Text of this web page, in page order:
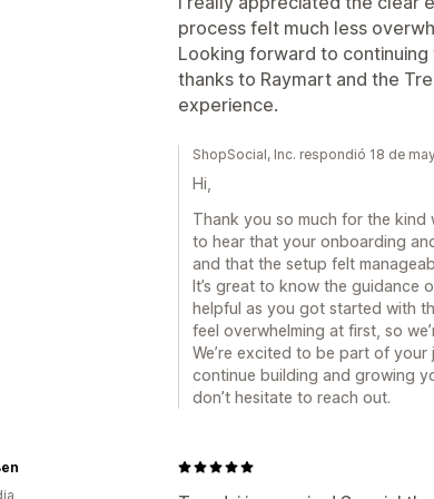
process felt much less
Looking forward to
thanks to Raymart and the
experience.
ShopSocial, Inc. respondió 18 de
Hi,
Thank you so much for the kind
to hear that your onboarding
and that the setup felt
It’s great to know the guidance
helpful as you got started with
feel overwhelming at first, so
We’re excited to be part of
continue building and growing
don’t hesitate to reach out.